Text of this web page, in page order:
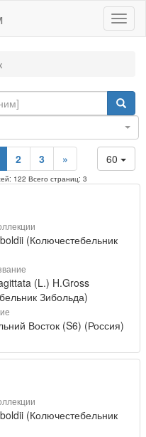
60
2 3 »
122 Всего страниц: 3
(Колючестебельник
(L.) H.Gross
Зибольда)
Восток (S6) (Россия)
(Колючестебельник